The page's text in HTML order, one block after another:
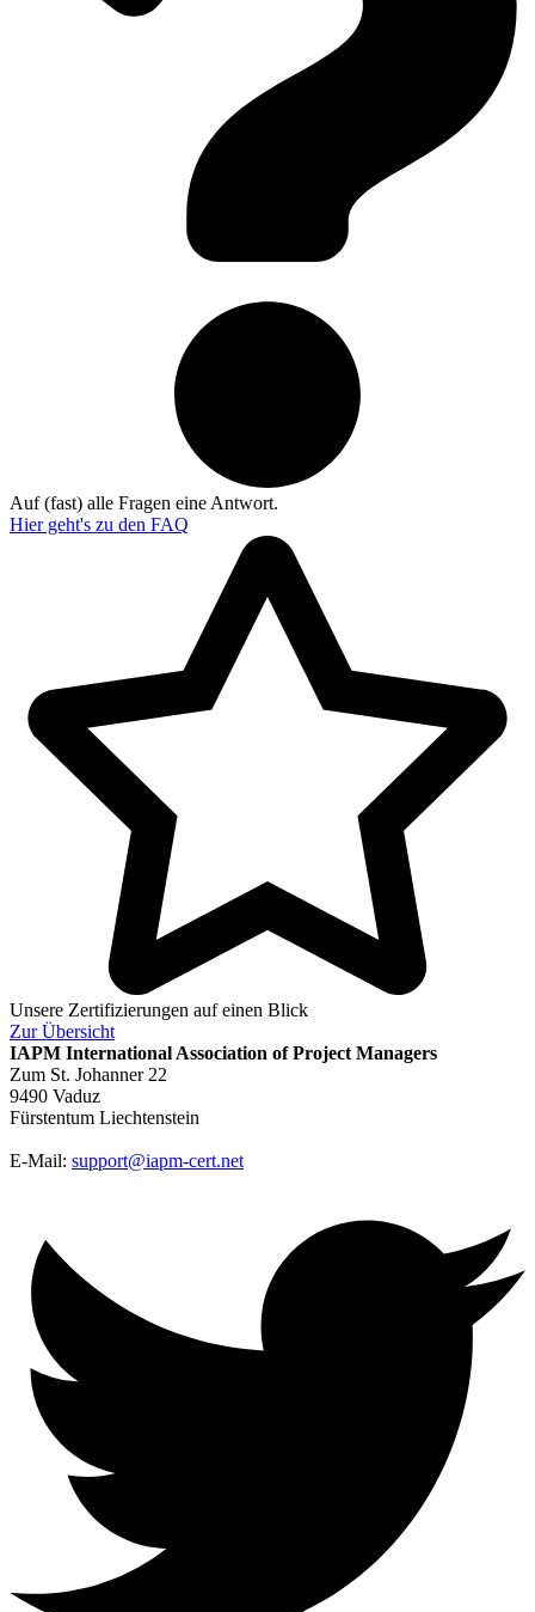
Auf (fast) alle Fragen eine Antwort.
Hier geht's zu den FAQ
Unsere Zertifizierungen auf einen Blick
ZurÜbersicht
IAPM International Association of Project Managers
Zum St. Johanner 22
9490 Vaduz
Fürstentum Liechtenstein
E-Mail: support@iapm-cert.net